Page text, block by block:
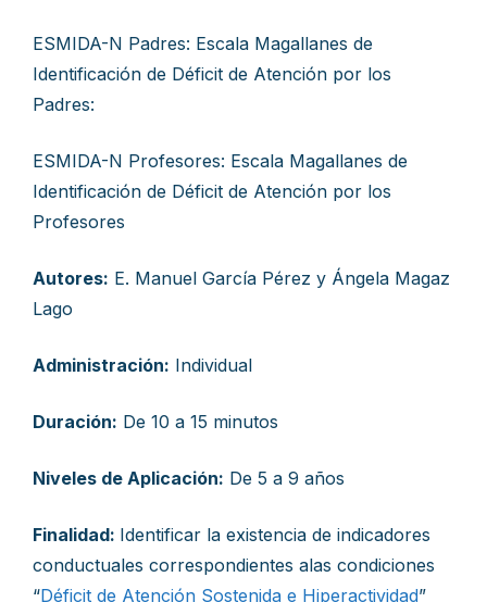
ESMIDA-N Padres: Escala Magallanes de
Identificación de Déficit de Atención por los
Padres:
ESMIDA-N Profesores: Escala Magallanes de
Identificación de Déficit de Atención por los
Profesores
Autores: E. Manuel García Pérez y Ángela Magaz
Lago
Administración: Individual
Duración: De 10 a 15 minutos
Niveles de Aplicación: De 5 a 9 años
Finalidad: Identificar la existencia de indicadores
conductuales correspondientes alas condiciones
“Déficit de Atención Sostenida e Hiperactividad”